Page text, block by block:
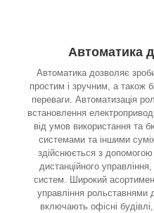
Автоматика
Автоматика дозволяє
простим і зручним, а також
переваги. Автоматизація
встановлення
від умов використання та
системами та іншими
здійснюється з допомогою
дистанційного
систем. Широкий
управління рольставнями
включають офісні